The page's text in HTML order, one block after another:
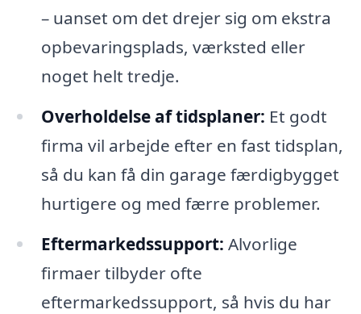
– uanset om det drejer sig om ekstra
opbevaringsplads, værksted eller
noget helt tredje.
Overholdelse af tidsplaner: Et godt
firma vil arbejde efter en fast tidsplan,
så du kan få din garage færdigbygget
hurtigere og med færre problemer.
Eftermarkedssupport: Alvorlige
firmaer tilbyder ofte
eftermarkedssupport, så hvis du har